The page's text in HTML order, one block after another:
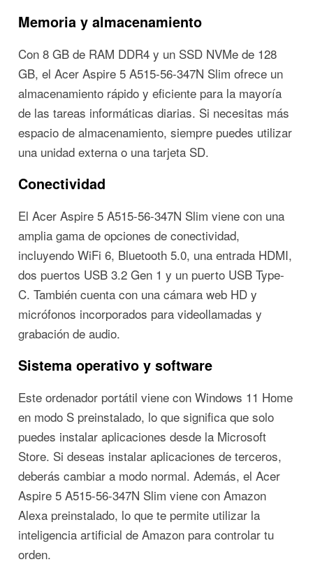
Memoria y almacenamiento
Con 8 GB de RAM DDR4 y un SSD NVMe de 128
GB, el Acer Aspire 5 A515-56-347N Slim ofrece un
almacenamiento rápido y eficiente para la mayoría
de las tareas informáticas diarias. Si necesitas más
espacio de almacenamiento, siempre puedes utilizar
una unidad externa o una tarjeta SD.
Conectividad
El Acer Aspire 5 A515-56-347N Slim viene con una
amplia gama de opciones de conectividad,
incluyendo WiFi 6, Bluetooth 5.0, una entrada HDMI,
dos puertos USB 3.2 Gen 1 y un puerto USB Type-
C. También cuenta con una cámara web HD y
micrófonos incorporados para videollamadas y
grabación de audio.
Sistema operativo y software
Este ordenador portátil viene con Windows 11 Home
en modo S preinstalado, lo que significa que solo
puedes instalar aplicaciones desde la Microsoft
Store. Si deseas instalar aplicaciones de terceros,
deberás cambiar a modo normal. Además, el Acer
Aspire 5 A515-56-347N Slim viene con Amazon
Alexa preinstalado, lo que te permite utilizar la
inteligencia artificial de Amazon para controlar tu
orden.